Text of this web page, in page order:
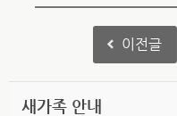
이전글
새가족 안내